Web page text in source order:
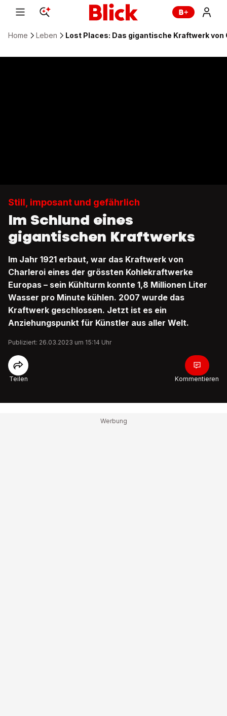
Home Leben Lost Places: Das gigantische Kraftwerk von
Still, imposant und gefährlich
Im Schlund eines
gigantischen Kraftwerks
Im Jahr 1921 erbaut, war das Kraftwerk von
Charleroi eines der grössten Kohlekraftwerke
Europas – sein Kühlturm konnte 1,8 Millionen Liter
Wasser pro Minute kühlen. 2007 wurde das
Kraftwerk geschlossen. Jetzt ist es ein
Anziehungspunkt für Künstler aus aller Welt.
Publiziert: 26.03.2023 um 15:14 Uhr
Teilen Kommentieren